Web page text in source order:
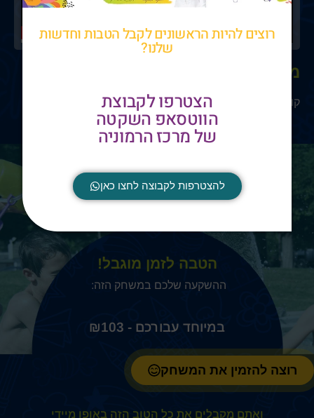
מה כולל המשחק?
קובץ להורדה ולהדפסה ביתית
הטבה לזמן מוגבל!
ההשקעה שלכם במשחק הזה:
₪103
רוצה להזמין את המשחק
ואתם מקבלים את כל הטוב הזה באופן מיידי
רוצים להיות הראשונים לקבל הטבות וחדשות
שלנו?
הצטרפו לקבוצת
הווטסאפ השקטה
של מרכז הרמוניה
להצטרפות לקבוצה לחצו כאן